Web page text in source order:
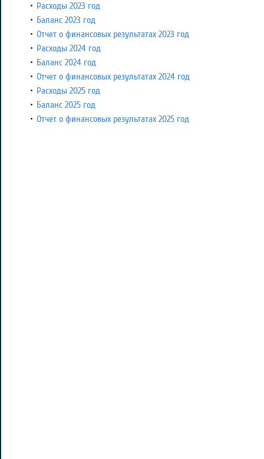
Расходы 2023 год
Баланс 2023 год
Отчет о финансовых результатах 2023 год
Расходы 2024 год
Баланс 2024 год
Отчет о финансовых результатах 2024 год
Расходы 2025 год
Баланс 2025 год
Отчет о финансовых результатах 2025 год